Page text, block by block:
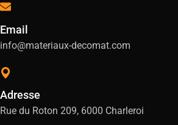
Email
info@materiaux-decomat.com
Adresse
Rue du Roton 209, 6000 Charleroi